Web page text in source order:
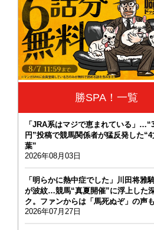
勝SPA！一覧
「JRA系はマジで恵まれている」
円”投稿で競馬関係者が猛反発した
葉”
2026年08月03日
「明らかに熱中症でした」川田将雅
が波紋…競馬“真夏開催”に浮上した
ク。ファンからは「馬死ぬぞ」の声も
2026年07月27日